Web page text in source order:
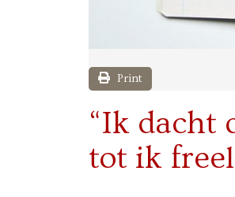
Print
“Ik dacht
tot ik